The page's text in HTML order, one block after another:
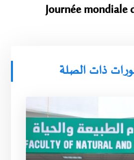
Journée mondiale